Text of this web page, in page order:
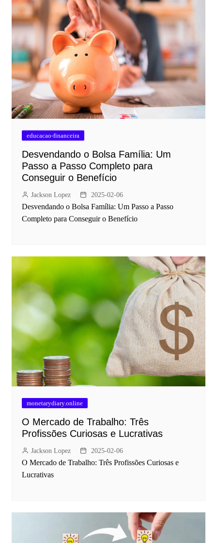
educacao-financeira
Desvendando o Bolsa Família: Um
Passo a Passo Completo para
Conseguir o Benefício
Jackson Lopez 2025-02-06
Desvendando o Bolsa Família: Um Passo a Passo
Completo para Conseguir o Benefício
monetarydiary.online
O Mercado de Trabalho: Três
Profissões Curiosas e Lucrativas
Jackson Lopez 2025-02-06
O Mercado de Trabalho: Três Profissões Curiosas e
Lucrativas